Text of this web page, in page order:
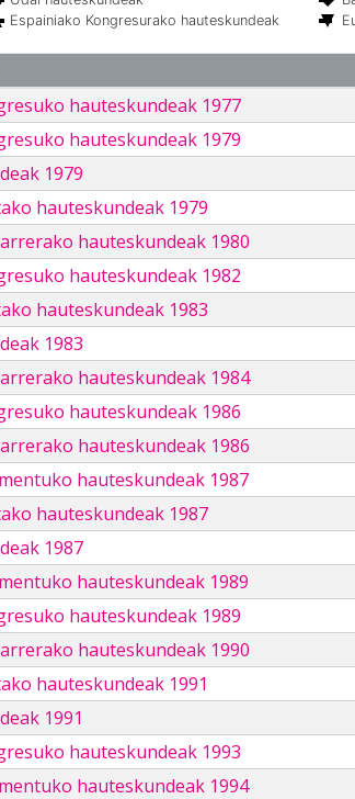
Espainiako Kongresurako hauteskundeak
hauteskundeak 1977
hauteskundeak 1979
1979
hauteskundeak 1979
hauteskundeak 1980
hauteskundeak 1982
hauteskundeak 1983
1983
hauteskundeak 1984
hauteskundeak 1986
hauteskundeak 1986
hauteskundeak 1987
hauteskundeak 1987
1987
hauteskundeak 1989
hauteskundeak 1989
hauteskundeak 1990
hauteskundeak 1991
1991
hauteskundeak 1993
hauteskundeak 1994